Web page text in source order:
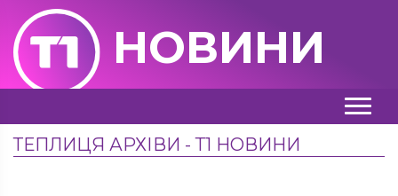
НОВИНИ
ТЕПЛИЦЯ АРХІВИ - Т1 НОВИНИ